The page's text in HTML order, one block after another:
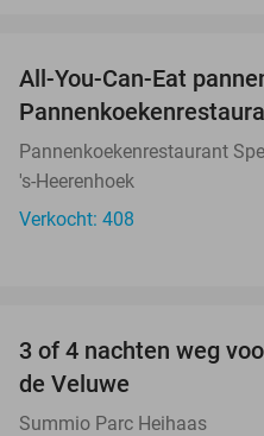
All-You-Can-Eat
Pannenkoekenrestaurant
's-Heerenhoek
Verkocht: 408
3 of 4 nachten weg
de Veluwe
Summio Parc Heihaas